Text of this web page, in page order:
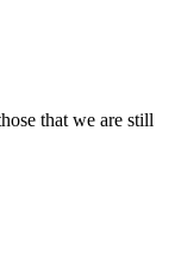
that we are still